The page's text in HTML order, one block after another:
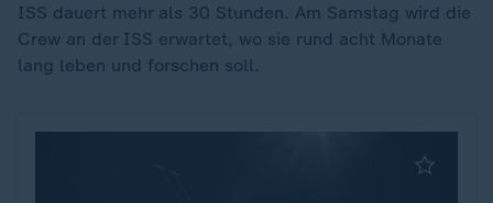
ISS dauert mehr als 30 Stunden. Am Samstag wird die
Crew an der ISS erwartet, wo sie rund acht Monate
lang leben und forschen soll.